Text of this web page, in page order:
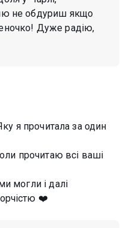
не обдуриш якщо
Дуже радію,
я прочитала за один
прочитаю всі ваші
могли і далі
❤️